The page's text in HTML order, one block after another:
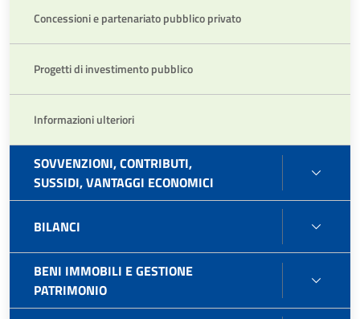
Concessioni e partenariato pubblico privato
Progetti di investimento pubblico
Informazioni ulteriori
SOVVENZIONI, CONTRIBUTI,
SUSSIDI, VANTAGGI ECONOMICI
BILANCI
BENI IMMOBILI E GESTIONE
PATRIMONIO